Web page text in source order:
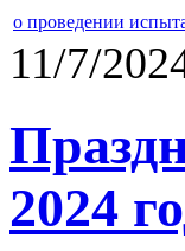
о проведении
11/7/
2024